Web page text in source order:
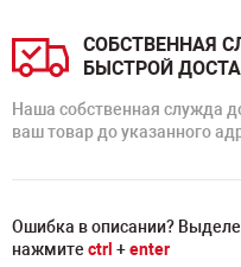
СОБСТВЕННАЯ
БЫСТРОЙ
Наша собственная служда
ваш товар до указанного
Ошибка в описании?
нажмите ctrl +enter